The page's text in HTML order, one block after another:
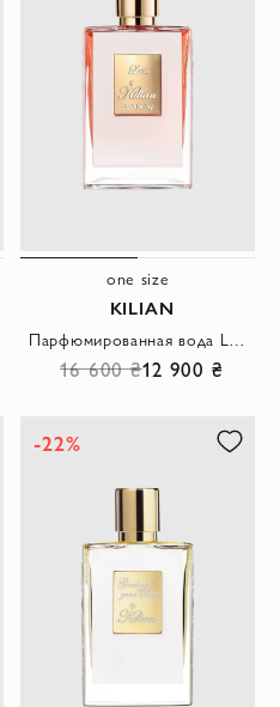
one size
KILIAN
16 600 ₴12 900 ₴
-22%